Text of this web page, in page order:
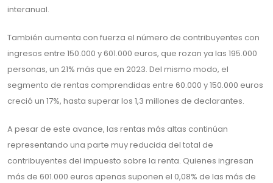
interanual.
También aumenta con fuerza el número de contribuyentes con
ingresos entre 150.000 y 601.000 euros, que rozan ya las 195.000
personas, un 21% más que en 2023. Del mismo modo, el
segmento de rentas comprendidas entre 60.000 y 150.000 euros
creció un 17%, hasta superar los 1,3 millones de declarantes.
A pesar de este avance, las rentas más altas continúan
representando una parte muy reducida del total de
contribuyentes del impuesto sobre la renta. Quienes ingresan
más de 601.000 euros apenas suponen el 0,08% de las más de